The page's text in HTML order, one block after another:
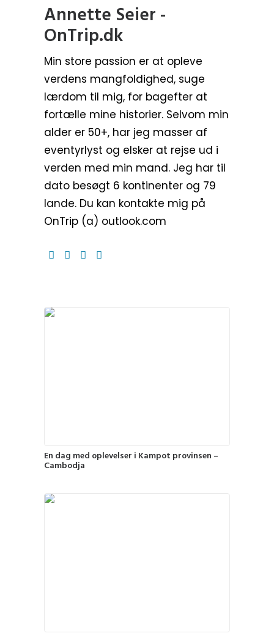
Annette Seier -
OnTrip.dk
Min store passion er at opleve
verdens mangfoldighed, suge
lærdom til mig, for bagefter at
fortælle mine historier. Selvom min
alder er 50+, har jeg masser af
eventyrlyst og elsker at rejse ud i
verden med min mand. Jeg har til
dato besøgt 6 kontinenter og 79
lande. Du kan kontakte mig på
OnTrip (a) outlook.com
En dag med oplevelser i Kampot provinsen –
Cambodja